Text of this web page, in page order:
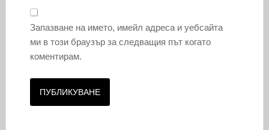
Запазване на името, имейл адреса и уебсайта
ми в този браузър за следващия път когато
коментирам.